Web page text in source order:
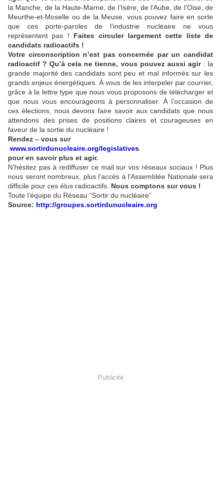
la Manche, de la Haute-Marne, de l’Isère, de l’Aube, de l’Oise, de
Meurthe-et-Moselle ou de la Meuse, vous pouvez faire en sorte
que ces porte-paroles de l’industrie nucléaire ne vous
représentent pas ! Faites circuler largement cette liste de
candidats radioactifs !
Votre circonscription n’est pas concernée par un candidat
radioactif ? Qu’à cela ne tienne, vous pouvez aussi agir: la
grande majorité des candidats sont peu et mal informés sur les
grands enjeux énergétiques. À vous de les interpeler par courrier,
grâce à la lettre type que nous vous proposons de télécharger et
que nous vous encourageons à personnaliser. À l’occasion de
ces élections, nous devons faire savoir aux candidats que nous
attendons des prises de positions claires et courageuses en
faveur de la sortie du nucléaire !
Rendez – vous sur
www.sortirdunucleaire.org/legislatives
pour en savoir plus et agir.
N’hésitez pas à rediffuser ce mail sur vos réseaux sociaux ! Plus
nous seront nombreux, plus l’accès à l’Assemblée Nationale sera
difficile pour ces élus radioactifs. Nous comptons sur vous !
Toute l’équipe du Réseau “Sortir du nucléaire”
Source: http://groupes.sortirdunucleaire.org
Publicité